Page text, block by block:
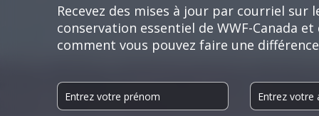
Recevez des mises à jour par courriel sur
conservation essentiel de WWF-Canada et
comment vous pouvez faire une